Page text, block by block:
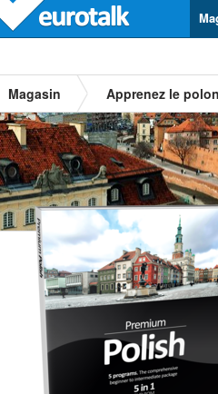
Magasin Apprenez le